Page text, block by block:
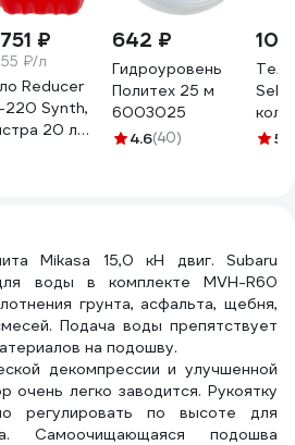
₽
₽/л
Reducer
220 Synth,
20 л
642 ₽
Гидроуровень
Политех 25 м
6003025
4.6(40)
10
5
Mikasa 15,0 кН двиг. Subaru
воды в комплекте MVH-R60
грунта, асфальта, щебня,
Подача воды препятствует
на подошву.
декомпрессии и улучшенной
очень легко заводится. Рукоятку
регулировать по высоте для
Самоочищающаяся подошва